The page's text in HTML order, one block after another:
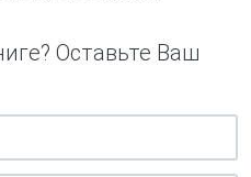
Оставьте Ваш